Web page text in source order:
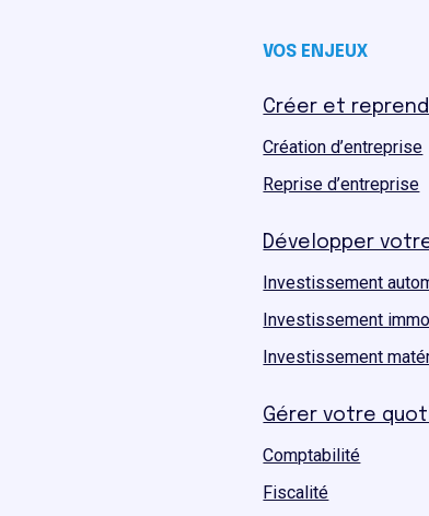
VOS ENJEUX
Créer et
Création d’entreprise
Reprise d’entreprise
Développer
Investissement
Investissement
Investissement
Gérer votre
Comptabilité
Fiscalité